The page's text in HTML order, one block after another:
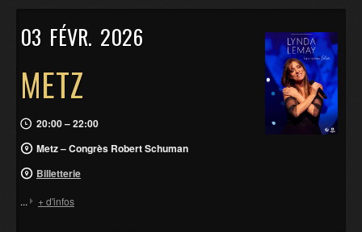
03 FÉVR. 2026
METZ
20:00 – 22:00
Metz – Congrès Robert Schuman
Billetterie
... + d'infos